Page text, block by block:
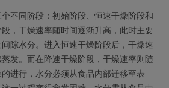
不同阶段：初始阶段、恒速干燥阶段和
，干燥速率随时间逐渐升高，此时主要
隙水分。进入恒速干燥阶段后，干燥速
发。而在降速干燥阶段，干燥速率则随
进行，水分必须从食品内部迁移至表